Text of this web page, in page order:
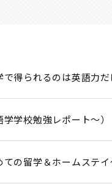
得られるのは英語力だ
学校勉強レポート～）
の留学＆ホームステイ